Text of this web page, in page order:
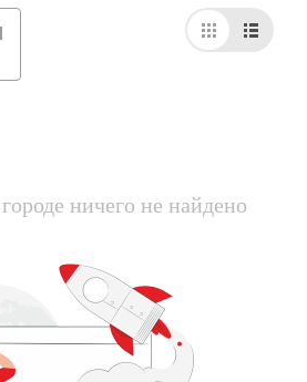
ничего не найдено